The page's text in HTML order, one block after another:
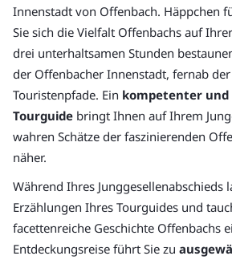
Innenstadt von Offenbach. Häppchen
Sie sich die Vielfalt Offenbachs auf
drei unterhaltsamen Stunden
der Offenbacher Innenstadt, fernab
Touristenpfade. Ein kompetenter
Tourguide bringt Ihnen auf Ihrem
wahren Schätze der faszinierenden
näher.
Während Ihres Junggesellenabschieds
Erzählungen Ihres Tourguides und
facettenreiche Geschichte Offenbachs
Entdeckungsreise führt Sie zu